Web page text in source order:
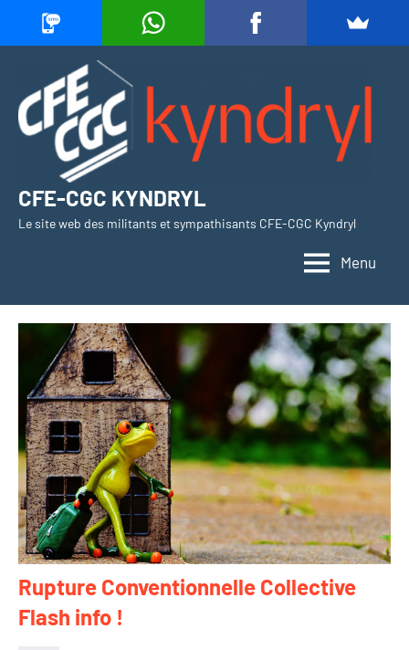
contenu
CFE-CGC KYNDRYL
Le site web des militants et sympathisants CFE-CGC Kyndryl
Menu
Rupture Conventionnelle Collective
Flash info !